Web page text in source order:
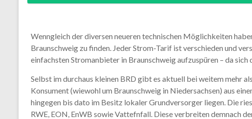
Wenngleich der diversen neueren technischen Möglichkeiten
Braunschweig zu finden. Jeder Strom-Tarif ist verschieden und
einfachsten Stromanbieter in Braunschweig aufzuspüren – da
Selbst im durchaus kleinen BRD gibt es aktuell bei weitem mehr
Konsument (wiewohl um Braunschweig in Niedersachsen) aus
hingegen bis dato im Besitz lokaler Grundversorger liegen. Die
RWE, EON, EnWB sowie Vattefnfall. Diese verbreiten demnach